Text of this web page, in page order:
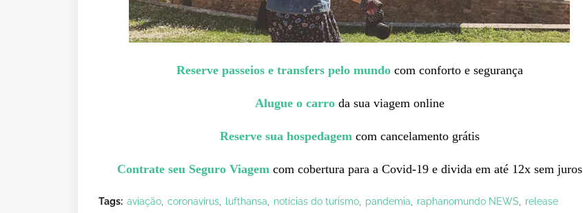
Reserve passeios e transfers pelo mundocom conforto e segurança
Alugue o carroda sua viagem online
Reserve sua hospedagemcom cancelamento grátis
Contrate seu Seguro Viagemcom cobertura para a Covid-19 e divida em até 12x sem juros
Tags: aviação coronavírus lufthansa notícias do turismo pandemia raphanomundo NEWS release